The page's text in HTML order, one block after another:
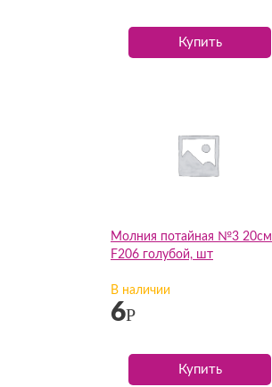
Купить
Молния потайная №3 20см
F206 голубой, шт
В наличии
6Р
Купить